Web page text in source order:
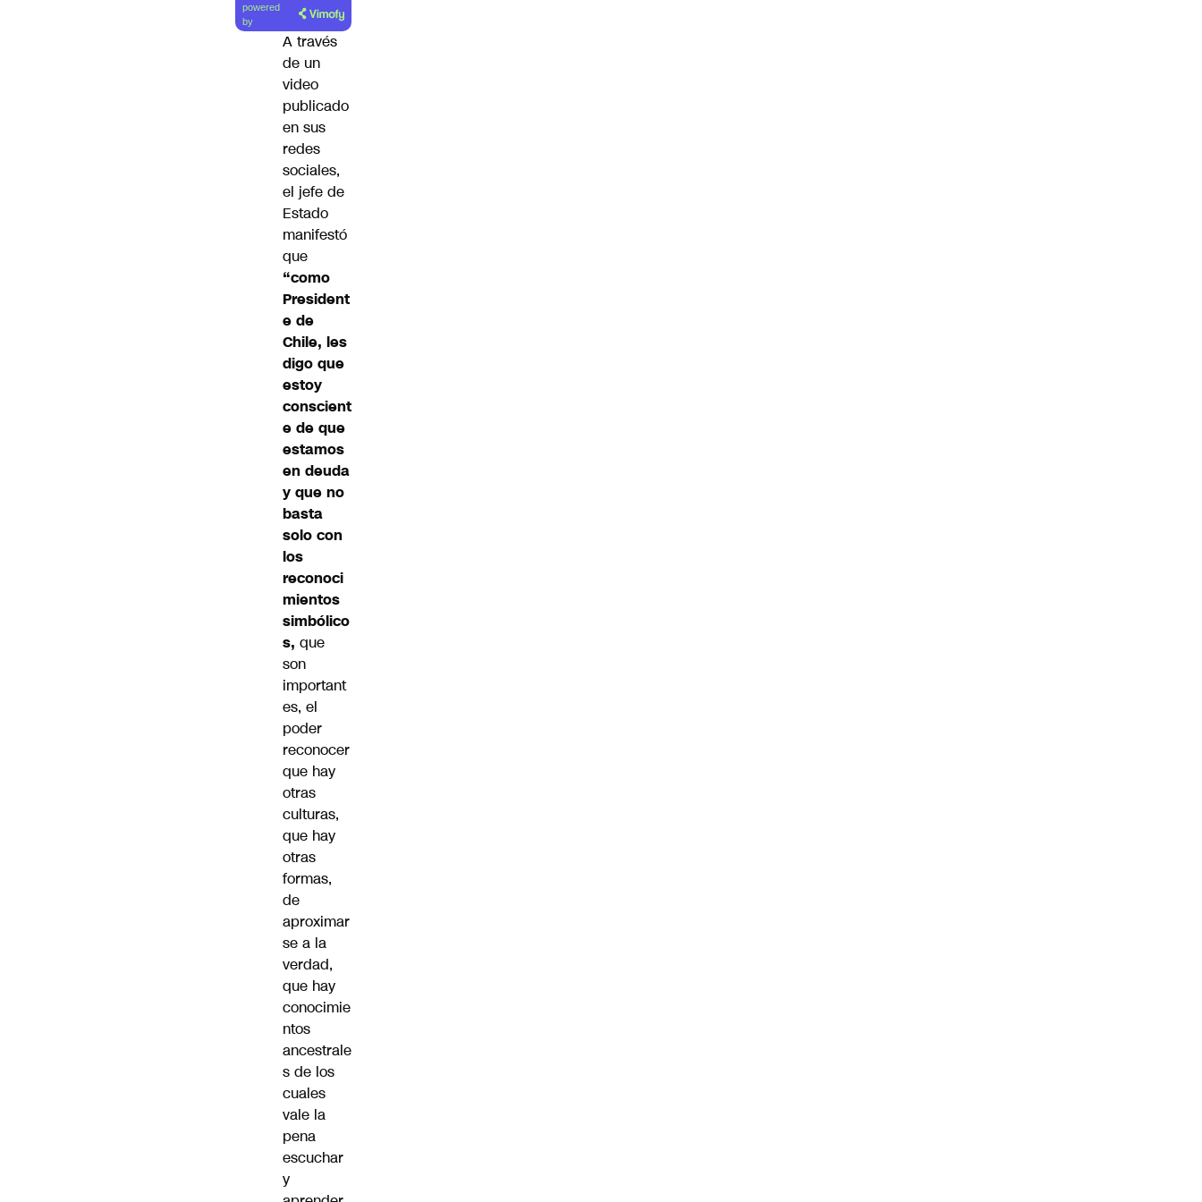
artículo
powered
by
A través
de un
video
publicado
en sus
redes
sociales,
el jefe de
Estado
manifestó
que
“como
President
e de
Chile, les
digo que
estoy
conscient
e de que
estamos
en deuda
y que no
basta
solo con
los
reconoci
mientos
simbólico
s, que
son
important
es, el
poder
reconocer
que hay
otras
culturas,
que hay
otras
formas,
de
aproximar
se a la
verdad,
que hay
conocimie
ntos
ancestrale
s de los
cuales
vale la
pena
escuchar
y